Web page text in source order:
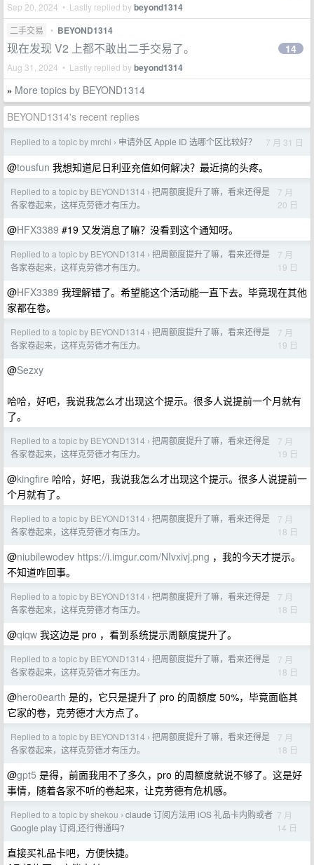
Sep 20, 2024 • Lastly replied bybeyond1314
二手交易 • BEYOND1314
现在发现 V2 上都不敢出二手交易了。
Aug 31, 2024 • Lastly replied bybeyond1314
14
» More topics by BEYOND1314
BEYOND1314's recent replies
Replied to a topic by mrchi › 申请外区 Apple ID 选哪个区比较好？ 7 月 31 日
@tousfun 我想知道尼日利亚充值如何解决？最近搞的头疼。
Replied to a topic by BEYOND1314 › 把周额度提升了嘛，看来还得是
各家卷起来，这样克劳德才有压力。
7 月
20 日
@HFX3389 #19 又发消息了嘛？没看到这个通知呀。
Replied to a topic by BEYOND1314 › 把周额度提升了嘛，看来还得是
各家卷起来，这样克劳德才有压力。
7 月
19 日
@HFX3389 我理解错了。希望能这个活动能一直下去。毕竟现在其他
家都在卷。
Replied to a topic by BEYOND1314 › 把周额度提升了嘛，看来还得是
各家卷起来，这样克劳德才有压力。
7 月
19 日
@Sezxy
哈哈，好吧，我说我怎么才出现这个提示。很多人说提前一个月就有
了。
Replied to a topic by BEYOND1314 › 把周额度提升了嘛，看来还得是
各家卷起来，这样克劳德才有压力。
7 月
19 日
@kingfire 哈哈，好吧，我说我怎么才出现这个提示。很多人说提前一
个月就有了。
Replied to a topic by BEYOND1314 › 把周额度提升了嘛，看来还得是
各家卷起来，这样克劳德才有压力。
7 月
18 日
@niubilewodev https://i.imgur.com/NIvxivj.png ，我的今天才提示。
不知道咋回事。
Replied to a topic by BEYOND1314 › 把周额度提升了嘛，看来还得是
各家卷起来，这样克劳德才有压力。
7 月
18 日
@qiqw 我这边是 pro ，看到系统提示周额度提升了。
Replied to a topic by BEYOND1314 › 把周额度提升了嘛，看来还得是
各家卷起来，这样克劳德才有压力。
7 月
18 日
@hero0earth 是的，它只是提升了 pro 的周额度 50%，毕竟面临其
它家的卷，克劳德才大方点了。
Replied to a topic by BEYOND1314 › 把周额度提升了嘛，看来还得是
各家卷起来，这样克劳德才有压力。
7 月
18 日
@gpt5 是得，前面我用不了多久，pro 的周额度就说不够了。这是好
事情，随着各家不听的卷起来，让克劳德有危机感。
Replied to a topic by shekou › claude 订阅方法用 iOS 礼品卡内购或者
Google play 订阅,还行得通吗?
7 月
14 日
直接买礼品卡吧，方便快捷。